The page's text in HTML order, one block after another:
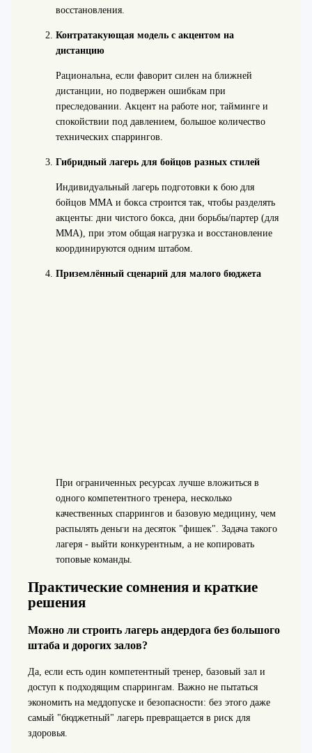
восстановления.
Контратакующая модель с акцентом на
дистанцию
Рациональна, если фаворит силен на ближней
дистанции, но подвержен ошибкам при
преследовании. Акцент на работе ног, тайминге и
спокойствии под давлением, большое количество
технических спаррингов.
Гибридный лагерь для бойцов разных стилей
Индивидуальный лагерь подготовки к бою для
бойцов ММА и бокса строится так, чтобы разделять
акценты: дни чистого бокса, дни борьбы/партер (для
ММА), при этом общая нагрузка и восстановление
координируются одним штабом.
Приземлённый сценарий для малого бюджета
При ограниченных ресурсах лучше вложиться в
одного компетентного тренера, несколько
качественных спаррингов и базовую медицину, чем
распылять деньги на десяток "фишек". Задача такого
лагеря - выйти конкурентным, а не копировать
топовые команды.
Практические сомнения и краткие
решения
Можно ли строить лагерь андердога без большого
штаба и дорогих залов?
Да, если есть один компетентный тренер, базовый зал и
доступ к подходящим спаррингам. Важно не пытаться
экономить на меддопуске и безопасности: без этого даже
самый "бюджетный" лагерь превращается в риск для
здоровья.